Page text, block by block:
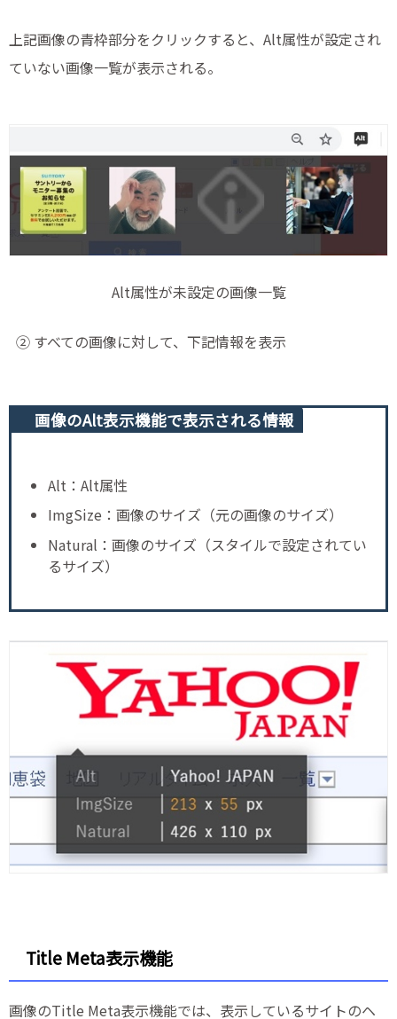
上記画像の青枠部分をクリックすると、Alt属性が設定され
ていない画像一覧が表示される。
Alt属性が未設定の画像一覧
② すべての画像に対して、下記情報を表示
画像のAlt表示機能で表示される情報
Alt：Alt属性
ImgSize：画像のサイズ（元の画像のサイズ）
Natural：画像のサイズ（スタイルで設定されてい
るサイズ）
Title Meta表示機能
画像のTitle Meta表示機能では、表示しているサイトのヘ